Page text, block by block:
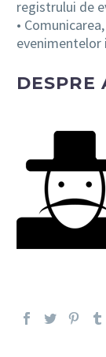
registrului de
•
DESPRE